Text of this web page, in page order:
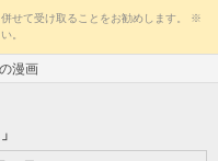
せて受け取ることをお勧めします。 ※
。
漫画